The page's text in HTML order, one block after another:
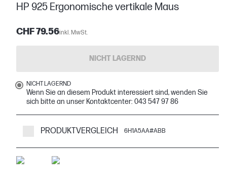
HP 925 Ergonomische vertikale Maus
CHF 79.56inkl. MwSt.
NICHT LAGERND
NICHT LAGERND
Wenn Sie an diesem Produkt interessiert sind, wenden Sie
sich bitte an unser Kontaktcenter: 043 547 97 86
PRODUKTVERGLEICH 6H1A5AA#ABB